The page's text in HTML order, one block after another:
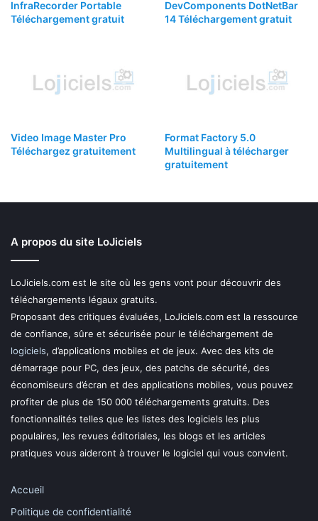
InfraRecorder Portable
Téléchargement gratuit
DevComponents DotNetBar
14 Téléchargement gratuit
Video Image Master Pro
Téléchargez gratuitement
Format Factory 5.0
Multilingual à télécharger
gratuitement
A propos du site LoJiciels
LoJiciels.com est le site où les gens vont pour découvrir des
téléchargements légaux gratuits.
Proposant des critiques évaluées, LoJiciels.com est la ressource
de confiance, sûre et sécurisée pour le téléchargement de
logiciels, d’applications mobiles et de jeux. Avec des kits de
démarrage pour PC, des jeux, des patchs de sécurité, des
économiseurs d’écran et des applications mobiles, vous pouvez
profiter de plus de 150 000 téléchargements gratuits. Des
fonctionnalités telles que les listes des logiciels les plus
populaires, les revues éditoriales, les blogs et les articles
pratiques vous aideront à trouver le logiciel qui vous convient.
Accueil
Politique de confidentialité